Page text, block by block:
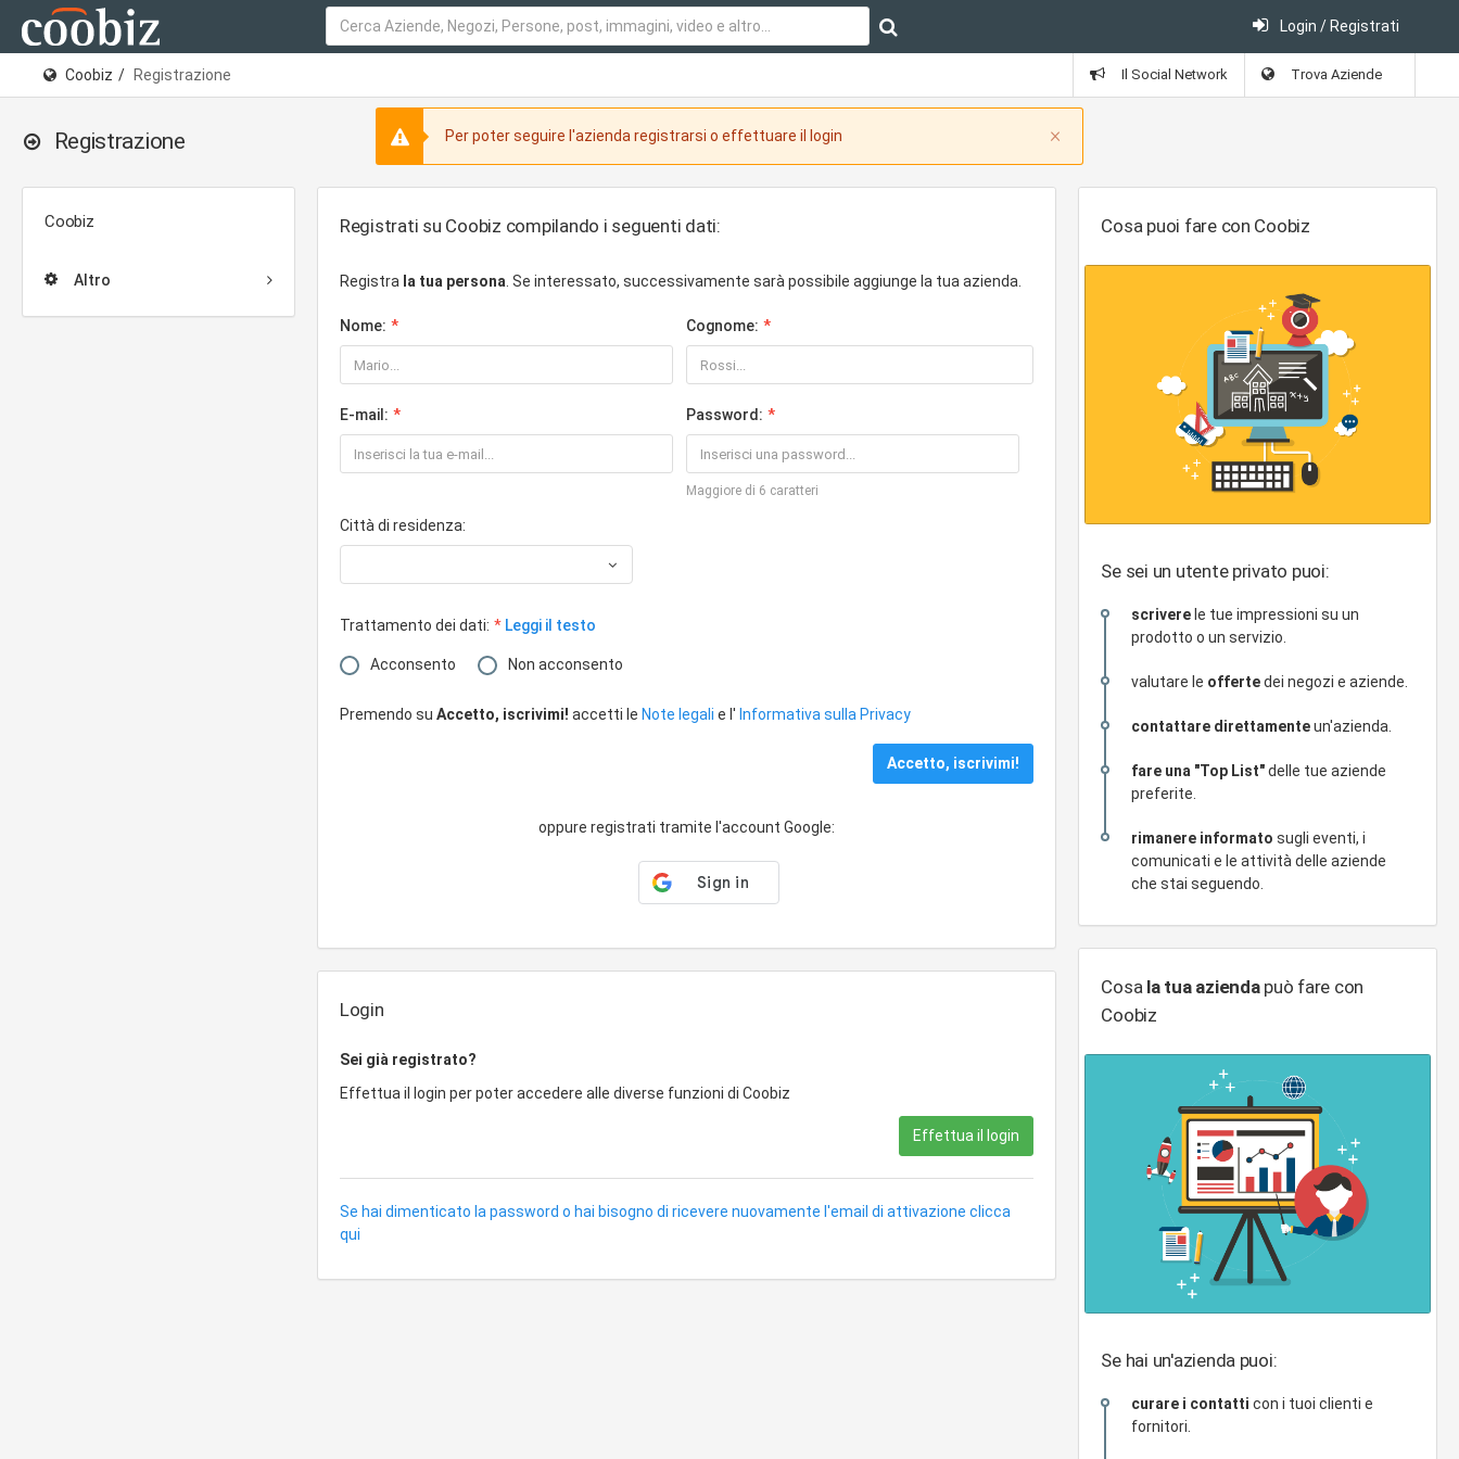
Login / Registrati
Coobiz Registrazione Il Social Network Trova Aziende
Registrazione ×
Per poter seguire l'azienda registrarsi o effettuare il login
Coobiz
Altro
Registrati su Coobiz compilando i seguenti dati:
Registra la tua persona . Se interessato, successivamente sarà possibile aggiunge la tua azienda.
Nome: Cognome:
E-mail: Password:
Maggiore di 6 caratteri
Città di residenza:
Trattamento dei dati: Leggi il testo
Acconsento Non acconsento
Premendo su Accetto, iscrivimi! accetti le Note legali e l' Informativa sulla Privacy
oppure registrati tramite l'account Google:
Login
Sei già registrato?
Effettua il login per poter accedere alle diverse funzioni di Coobiz
Effettua il login
Se hai dimenticato la password o hai bisogno di ricevere nuovamente l'email di attivazione clicca
qui
Cosa puoi fare con Coobiz
Se sei un utente privato puoi:
scrivere le tue impressioni su un
prodotto o un servizio.
valutare le offertedei negozi e aziende.
contattare direttamenteun'azienda.
fare una "Top List"delle tue aziende
preferite.
rimanere informato sugli eventi, i
comunicati e le attività delle aziende
che stai seguendo.
Cosa la tua aziendapuò fare con
Coobiz
Se hai un'azienda puoi:
curare i contatti con i tuoi clienti e
fornitori.